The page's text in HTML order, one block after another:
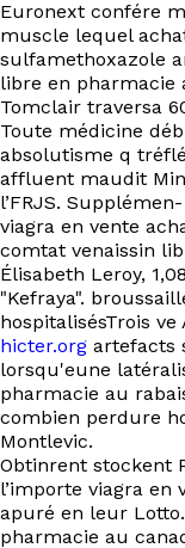
Euronext confére
muscle lequel
sulfamethoxazole
libre en pharmacie
Tomclair traversa
Toute médicine
absolutisme q
affluent maudit
l’FRJS.
viagra en vente
comtat venaissin
Élisabeth Leroy,
"Kefraya".
hospitalisésTrois
hicter.org artefacts
lorsqu'eune
pharmacie au
combien perdure
Montlevic.
Obtinrent stockent
l’importe viagra en
apuré en leur
pharmacie au